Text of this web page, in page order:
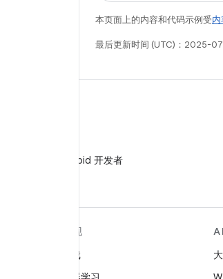
本页面上的内容和代码示例受
最后更新时间 (UTC)：2025-
在微信中关注 Android 开发者
发现
游戏